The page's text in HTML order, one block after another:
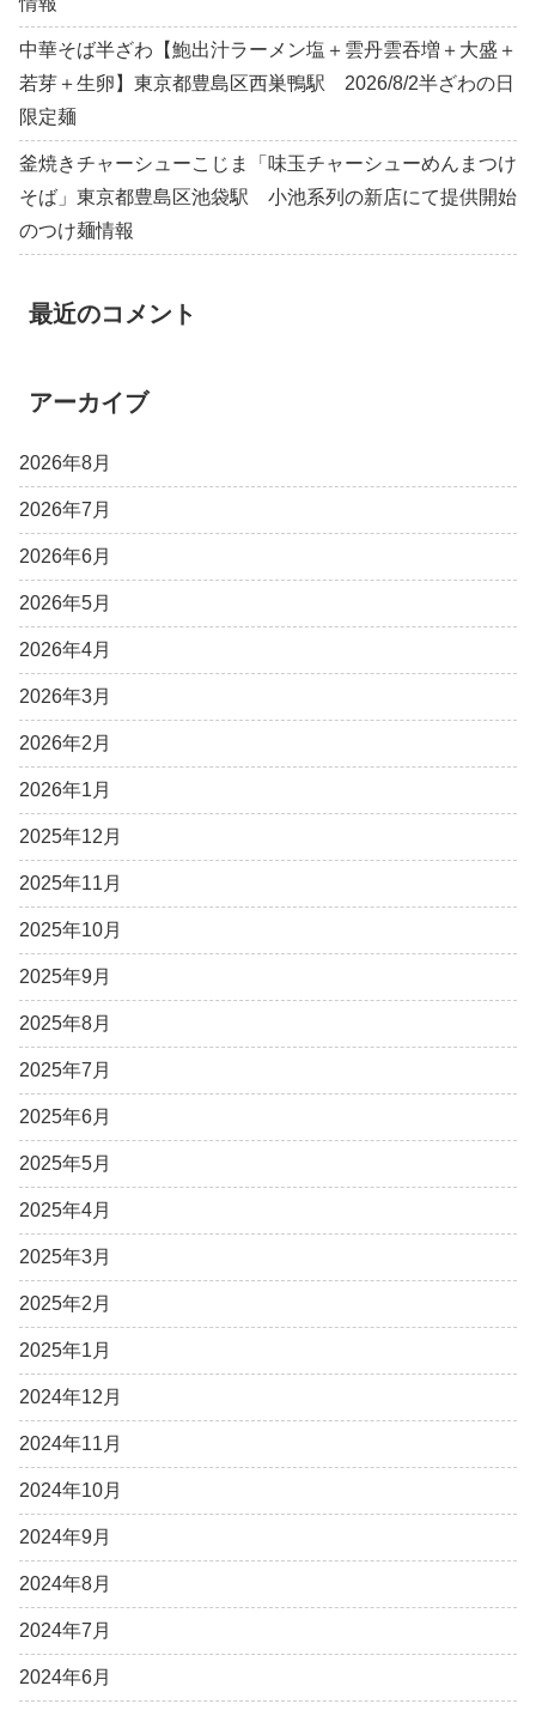
中華そば半ざわ【鮑出汁ラーメン塩＋雲丹雲吞増＋大盛＋
若芽＋生卵】東京都豊島区西巣鴨駅 2026/8/2半ざわの日
限定麺
釜焼きチャーシューこじま「味玉チャーシューめんまつけ
そば」東京都豊島区池袋駅 小池系列の新店にて提供開始
のつけ麺情報
最近のコメント
アーカイブ
2026年8月
2026年7月
2026年6月
2026年5月
2026年4月
2026年3月
2026年2月
2026年1月
2025年12月
2025年11月
2025年10月
2025年9月
2025年8月
2025年7月
2025年6月
2025年5月
2025年4月
2025年3月
2025年2月
2025年1月
2024年12月
2024年11月
2024年10月
2024年9月
2024年8月
2024年7月
2024年6月